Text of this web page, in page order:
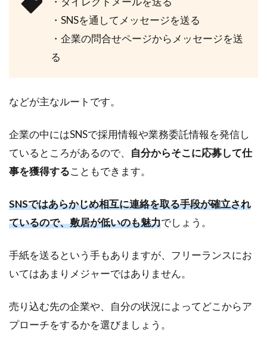
①：
②：
ビジ
ネス
系マ
ッチ
アプ
リを
利用
4.3
③：
ーラ
ンス
エー
・SNSを通してメッセージを送る
・企業の問合せページからメッセージを送
る
などが主なルートです。
企業の中にはSNSで採用情報や業務委託情報を発信し
ているところがあるので、 自分からそこに応募して仕
事を獲得することもできます。
SNSではあらかじめ相互に連絡を取る手段が確立され
ているので、敷居が低いのも魅力でしょう。
手紙を送るという手もありますが、フリーランスにお
いてはあまりメジャーではありません。
売り込む先の企業や、自分の状況によってどこからア
プローチをするかを選びましょう。